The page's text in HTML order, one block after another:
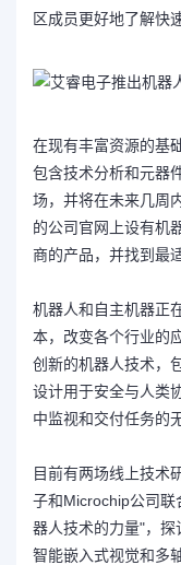
区成员更好地了解快
在现有丰富资源的基
包含技术分析和元器
场，并将在未来几周
的公司官网上设有机
商的产品，并找到最
机器人和自主机器正
本，改变各个行业的
创新的机器人技术，
设计用于安全与人类
中监视和交付任务的
目前有两场线上技术
子和Microchip公司联
器人技术的力量"，探
智能嵌入式视觉和多